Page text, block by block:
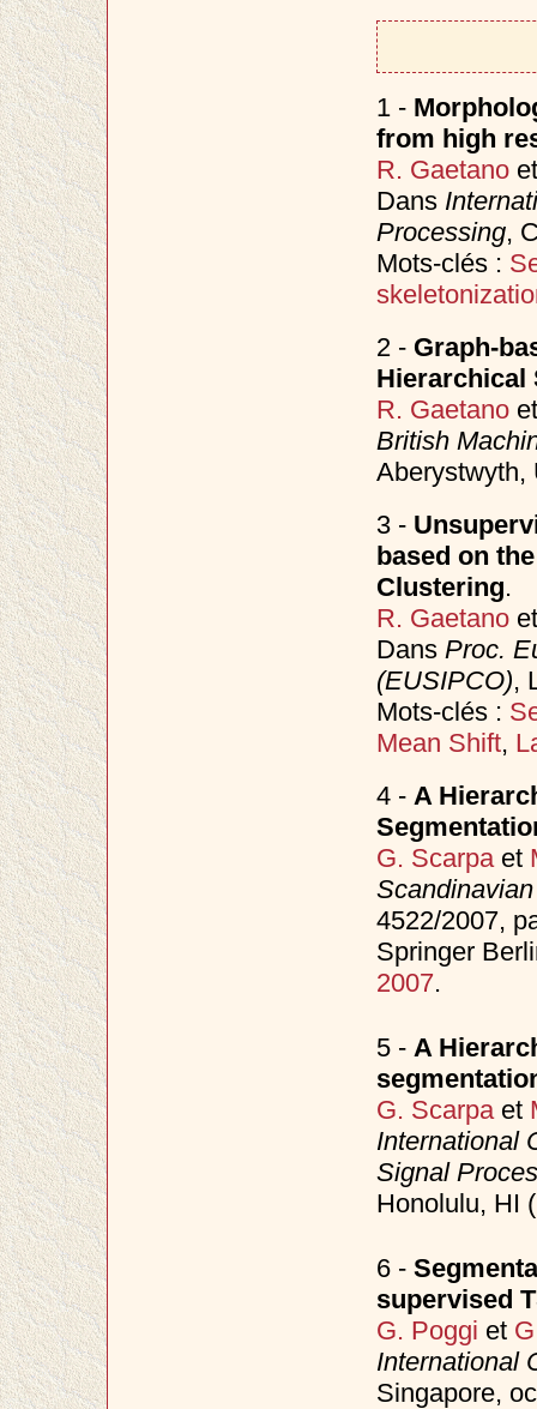
1 -
from high
R. Gaetano
Dans
Processing,
Mots-clés :
2 - Graph-
Hierarchical
R. Gaetano
British
3 -
based on
Clustering.
R. Gaetano
Dans Proc.
(EUSIPCO),
Mots-clés :
Mean Shift,
4 - A
G. Scarpaet
4522/2007,
Springer
2007.
5 - A
G. Scarpaet
International
Signal
Honolulu, HI
6 -
supervised
G. Poggi et
International
Singapore,